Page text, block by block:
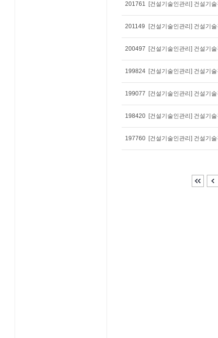
201761 [건설기술인관리] 건설기
201149 [건설기술인관리] 건설기
200497 [건설기술인관리] 건설기
199824 [건설기술인관리] 건설기
199077 [건설기술인관리] 건설기
198420 [건설기술인관리] 건설기
197760 [건설기술인관리] 건설기